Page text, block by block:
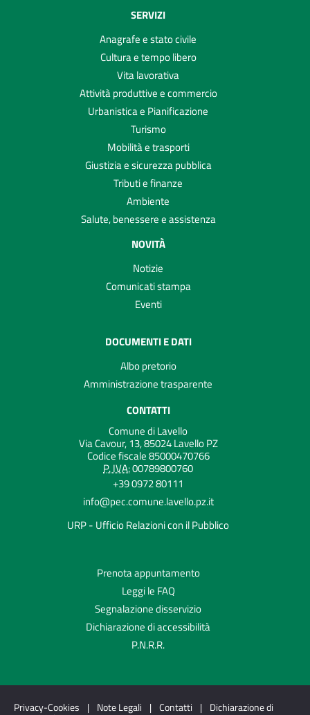
SERVIZI
Anagrafe e stato civile
Cultura e tempo libero
Vita lavorativa
Attività produttive e commercio
Urbanistica e Pianificazione
Turismo
Mobilità e trasporti
Giustizia e sicurezza pubblica
Tributi e finanze
Ambiente
Salute, benessere e assistenza
NOVITÀ
Notizie
Comunicati stampa
Eventi
DOCUMENTI E DATI
Albo pretorio
Amministrazione trasparente
CONTATTI
Comune di Lavello
Via Cavour, 13, 85024 Lavello PZ
Codice fiscale 85000470766
P. IVA:00789800760
+39 0972 80111
info@pec.comune.lavello.pz.it
URP - Ufficio Relazioni con il Pubblico
Prenota appuntamento
Leggi le FAQ
Segnalazione disservizio
Dichiarazione di accessibilità
P.N.R.R.
Privacy-Cookies | Note Legali | Contatti | Dichiarazione di